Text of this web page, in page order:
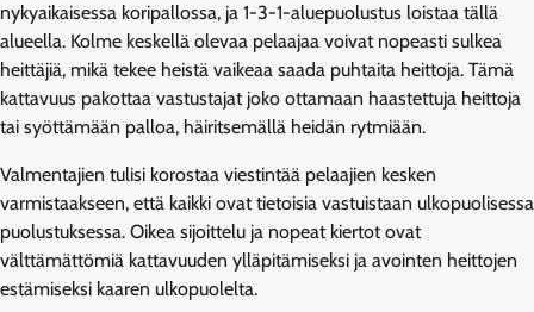
nykyaikaisessa koripallossa, ja 1-3-1-aluepuolustus loistaa tällä
alueella. Kolme keskellä olevaa pelaajaa voivat nopeasti sulkea
heittäjiä, mikä tekee heistä vaikeaa saada puhtaita heittoja. Tämä
kattavuus pakottaa vastustajat joko ottamaan haastettuja heittoja
tai syöttämään palloa, häiritsemällä heidän rytmiään.
Valmentajien tulisi korostaa viestintää pelaajien kesken
varmistaakseen, että kaikki ovat tietoisia vastuistaan ulkopuolisessa
puolustuksessa. Oikea sijoittelu ja nopeat kiertot ovat
välttämättömiä kattavuuden ylläpitämiseksi ja avointen heittojen
estämiseksi kaaren ulkopuolelta.